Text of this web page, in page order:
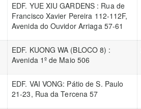
EDF. YUE XIU GARDENS : Rua de
Francisco Xavier Pereira 112-112F,
Avenida do Ouvidor Arriaga 57-61
EDF. KUONG WA (BLOCO 8) :
Avenida 1º de Maio 506
EDF. VAI VONG: Pátio de S. Paulo
21-23, Rua da Tercena 57